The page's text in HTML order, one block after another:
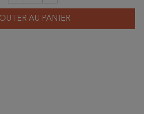
AU PANIER